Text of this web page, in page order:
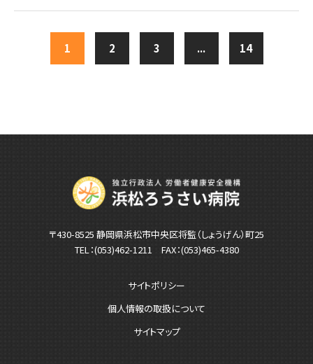
1 2 3 ... 14
〒430-8525 静岡県浜松市中央区将監（しょうげん）町25
TEL：(053)462-1211 FAX：(053)465-4380
サイトポリシー
個人情報の取扱について
サイトマップ